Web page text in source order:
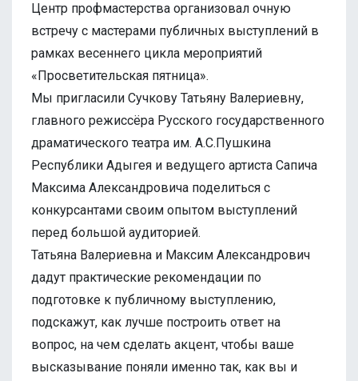
Центр профмастерства организовал очную
встречу с мастерами публичных выступлений в
рамках весеннего цикла мероприятий
«Просветительская пятница».
Мы пригласили Сучкову Татьяну Валериевну,
главного режиссёра Русского государственного
драматического театра им. А.С.Пушкина
Республики Адыгея и ведущего артиста Сапича
Максима Александровича поделиться с
конкурсантами своим опытом выступлений
перед большой аудиторией.
Татьяна Валериевна и Максим Александрович
дадут практические рекомендации по
подготовке к публичному выступлению,
подскажут, как лучше построить ответ на
вопрос, на чем сделать акцент, чтобы ваше
высказывание поняли именно так, как вы и